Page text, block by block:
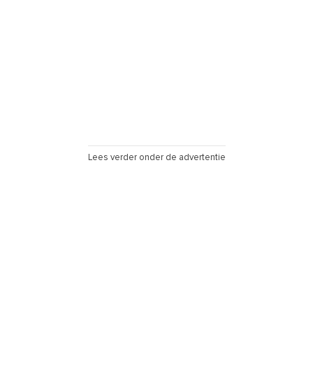
Lees verder onder de advertentie